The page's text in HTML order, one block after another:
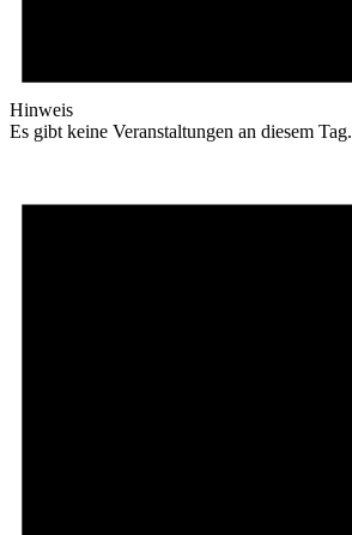
Hinweis
Es gibt keine Veranstaltungen an diesem Tag.